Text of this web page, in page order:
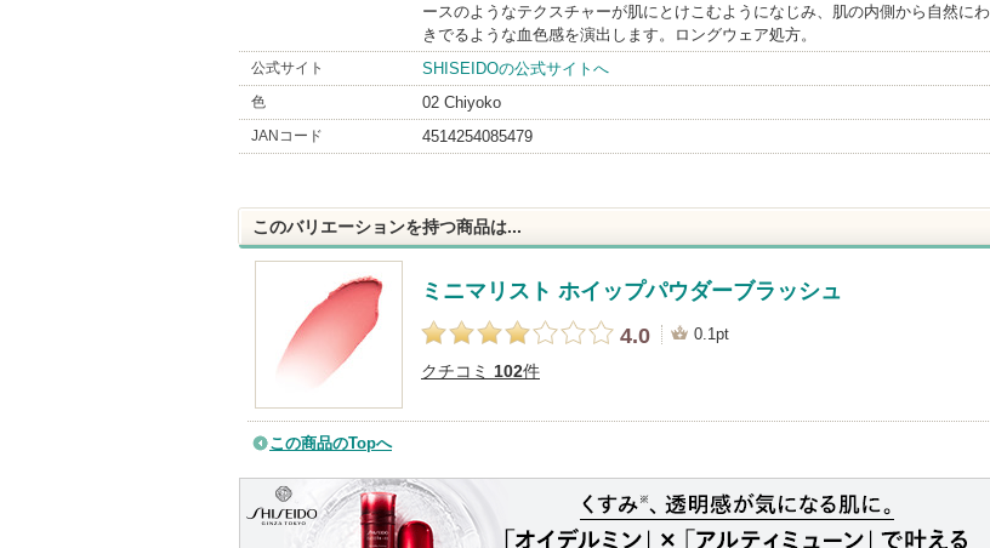
ースのようなテクスチャーが肌にとけこむようになじみ、肌の内側から自然にわ
きでるような血色感を演出します。ロングウェア処方。
公式サイト SHISEIDOの公式サイトへ
色 02 Chiyoko
JANコード 4514254085479
このバリエーションを持つ商品は...
ミニマリスト ホイップパウダーブラッシュ
4.0
0.1pt
クチコミ 102件
この商品のTopへ